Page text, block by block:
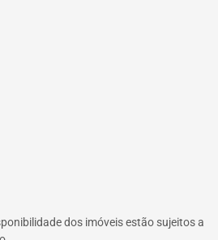
dos imóveis estão sujeitos a